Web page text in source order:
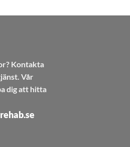
Kontakta
Vår
dig att hitta